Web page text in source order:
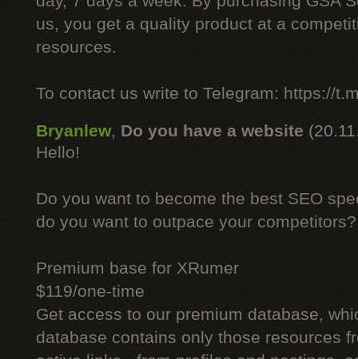
us, you get a quality product at a
resources.
To contact us write to Telegram: https://
Bryanlew, Do you have a website
Hello!
Do you want to become the best SEO
do you want to outpace your competitors?
Premium base for XRumer
$119/one-time
Get access to our premium database,
database contains only those resources